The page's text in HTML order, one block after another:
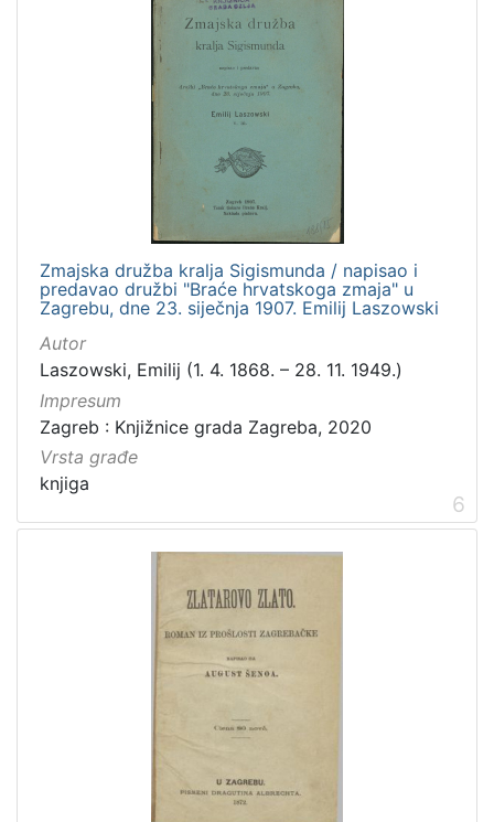
Zmajska družba kralja Sigismunda / napisao i
predavao družbi "Braće hrvatskoga zmaja" u
Zagrebu, dne 23. siječnja 1907. Emilij Laszowski
Autor
Laszowski, Emilij (1. 4. 1868. – 28. 11. 1949.)
Impresum
Zagreb : Knjižnice grada Zagreba, 2020
Vrsta građe
knjiga
6